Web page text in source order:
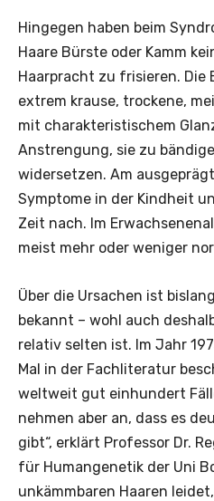
Hingegen haben beim
Haare Bürste oder Kamm
Haarpracht zu frisieren. Die
extrem krause, trockene,
mit charakteristischem
Anstrengung, sie zu
widersetzen. Am
Symptome in der Kindheit
Zeit nach. Im
meist mehr oder weniger
Über die Ursachen ist
bekannt – wohl auch
relativ selten ist. Im Jahr
Mal in der Fachliteratur
weltweit gut einhundert
nehmen aber an, dass es
gibt“, erklärt Professor Dr.
für Humangenetik der Uni
unkämmbaren Haaren